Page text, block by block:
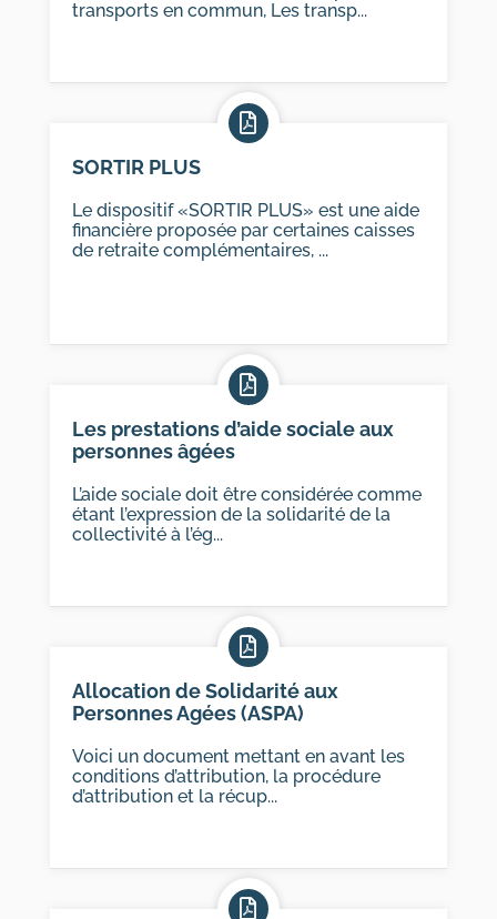
transports en commun, Les transp...
SORTIR PLUS
Le dispositif «SORTIR PLUS» est une aide
financière proposée par certaines caisses
de retraite complémentaires, ...
Les prestations d’aide sociale aux
personnes âgées
L’aide sociale doit être considérée comme
étant l’expression de la solidarité de la
collectivité à l’ég...
Allocation de Solidarité aux
Personnes Agées (ASPA)
Voici un document mettant en avant les
conditions d’attribution, la procédure
d’attribution et la récup...